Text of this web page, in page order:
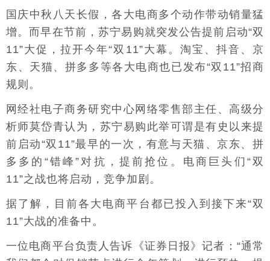
国庆中秋八天长假，各大电商多个动作带动销量猛
增。而早在节前，苏宁易购就突发公告提前启动“双
11”大促，拉开今年“双11”大幕。淘宝、抖音、京
东、天猫、拼多多等各大电商也已发布“双11”招商
规则。
网经社电子商务研究中心网络零售部主任、高级分
析师莫岱青认为，苏宁易购此举可谓是有史以来提
前启动“双11”最早的一次，有意与天猫、京东、拼
多多的“错峰”对抗，提前抢位。电商巨头们“双
11”之战也将启动，竞争加剧。
据了解，目前各大电商平台都已投入到接下来“双
11”大战的准备中。
一位电商平台负责人告诉《证券日报》记者：“通常